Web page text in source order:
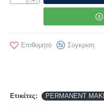
Επιθυμητό Σύγκριση
Ετικέτες: PERMANENT